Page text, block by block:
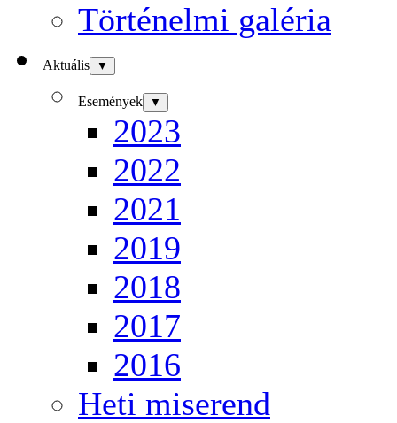
Történelmi galéria
Aktuális ▼
Események ▼
2023
2022
2021
2019
2018
2017
2016
Heti miserend